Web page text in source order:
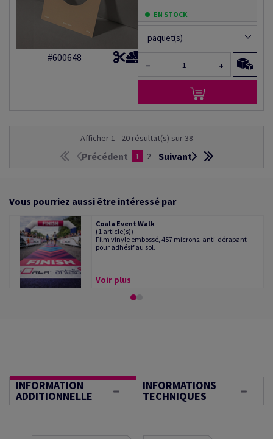
#600648
EN STOCK
paquet(s)
− +
Afficher 1 - 20 résultat(s) sur 38
Précédent 1 2 Suivant
Vous pourriez aussi être intéressé par
Coala Event Walk
(1 article(s))
Film vinyle embossé, 457 microns, anti-dérapant
pour adhésif au sol.
Voir plus
INFORMATION
ADDITIONNELLE
INFORMATIONS
TECHNIQUES